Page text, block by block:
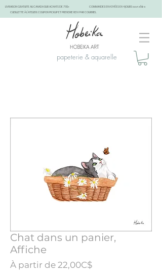
LIVRAISON GRATUITE AU CANADA SUR ACHATS DE 75$+
COMMANDES ENVOYÉES EN 4 JOURS ouvrables
CUEILLETTE À L'ATELIER: COUPON PICKUP ET PRENDRE RDV PAR COURRIEL
papeterie & aquarelle
Chat dans un panier,
Affiche
À partir de 22,00C$Prix